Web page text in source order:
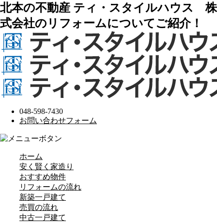
北本の不動産 ティ・スタイルハウス 株
式会社のリフォームについてご紹介！
048-598-7430
お問い合わせフォーム
ホーム
安く賢く家造り
おすすめ物件
リフォームの流れ
新築一戸建て
売買の流れ
中古一戸建て